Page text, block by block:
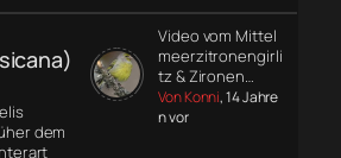
dem
Video vom Mittel
meerzitronengirli
tz & Zironen…
Von Konni, 14 Jahre
n vor